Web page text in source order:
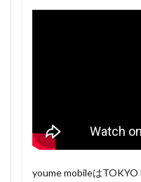
youme mobileは